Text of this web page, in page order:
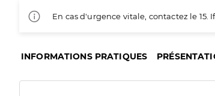
En cas d'urgence vitale, contactez le
INFORMATIONS PRATIQUES